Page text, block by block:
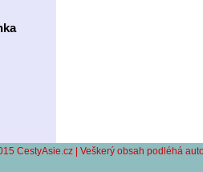
CestyAsie.cz | Veškerý obsah podléhá